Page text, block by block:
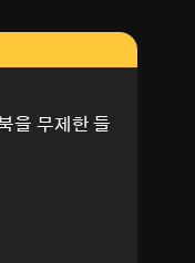
을 무제한 들